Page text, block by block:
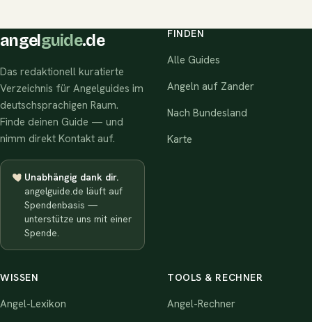
angelguide.de
Das redaktionell kuratierte
Verzeichnis für Angelguides im
deutschsprachigen Raum.
Finde deinen Guide — und
nimm direkt Kontakt auf.
Unabhängig dank dir.
angelguide.de läuft auf
Spendenbasis —
unterstütze uns mit einer
Spende.
FINDEN
Alle Guides
Angeln auf Zander
Nach Bundesland
Karte
WISSEN
Angel-Lexikon
TOOLS & RECHNER
Angel-Rechner